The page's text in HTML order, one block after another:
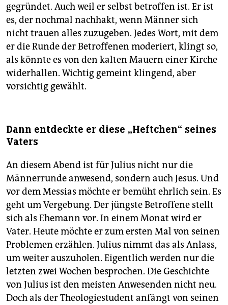
gegründet. Auch weil er selbst betroffen ist. Er ist
es, der nochmal nachhakt, wenn Männer sich
nicht trauen alles zuzugeben. Jedes Wort, mit dem
er die Runde der Betroffenen moderiert, klingt so,
als könnte es von den kalten Mauern einer Kirche
widerhallen. Wichtig gemeint klingend, aber
vorsichtig gewählt.
Dann entdeckte er diese „Heftchen“ seines
Vaters
An diesem Abend ist für Julius nicht nur die
Männerrunde anwesend, sondern auch Jesus. Und
vor dem Messias möchte er bemüht ehrlich sein. Es
geht um Vergebung. Der jüngste Betroffene stellt
sich als Ehemann vor. In einem Monat wird er
Vater. Heute möchte er zum ersten Mal von seinen
Problemen erzählen. Julius nimmt das als Anlass,
um weiter auszuholen. Eigentlich werden nur die
letzten zwei Wochen besprochen. Die Geschichte
von Julius ist den meisten Anwesenden nicht neu.
Doch als der Theologiestudent anfängt von seinen